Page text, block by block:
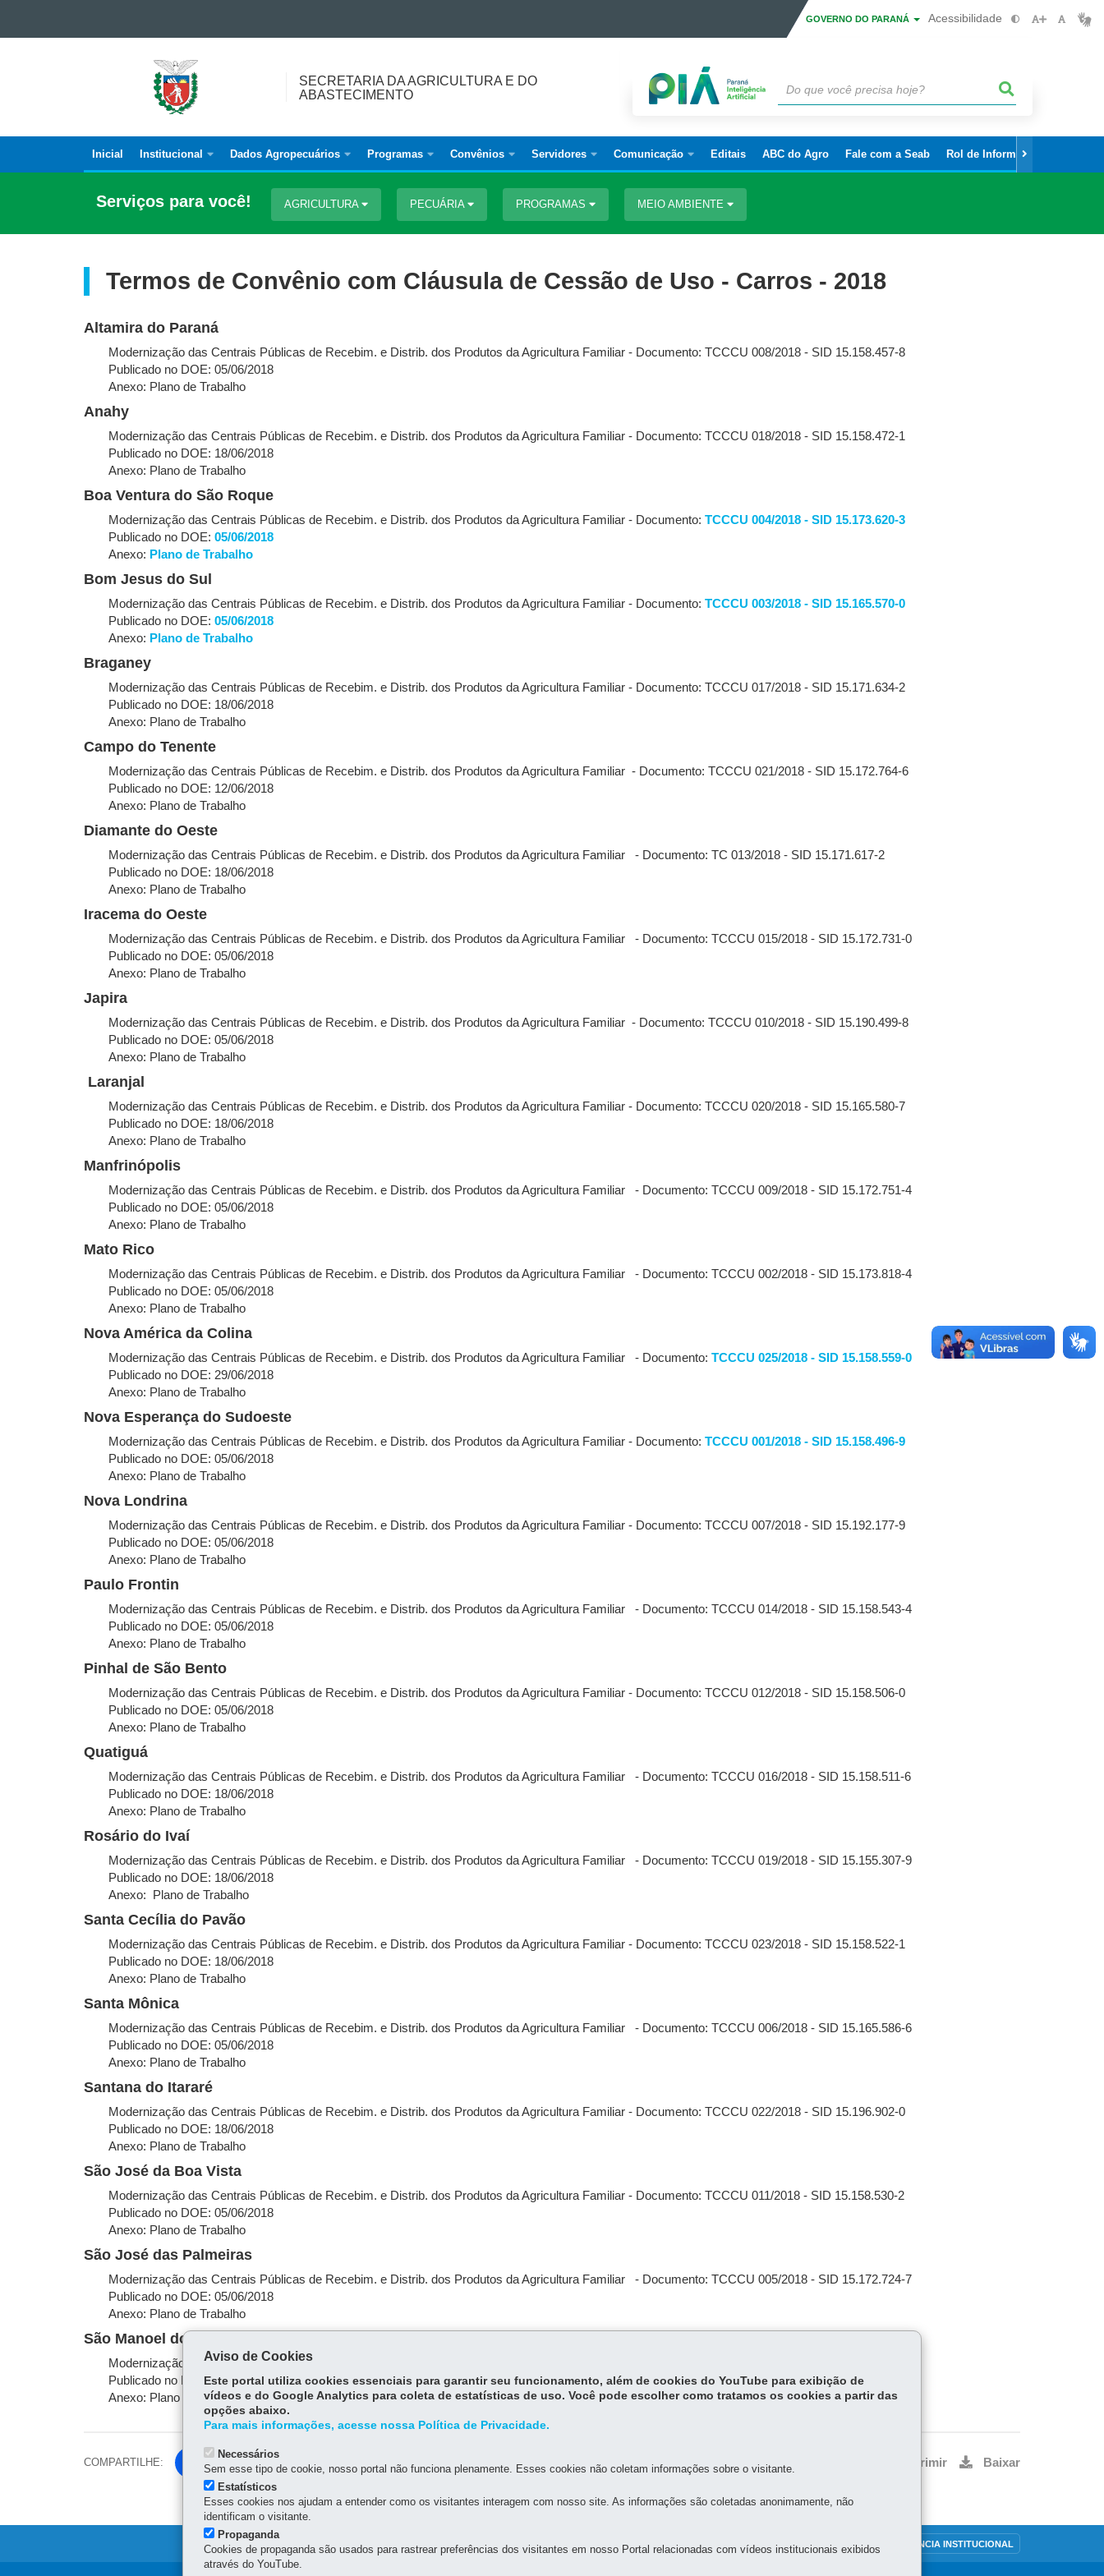
GOVERNO DO PARANÁ Acessibilidade
SECRETARIA
AGRICULTURA
DO
ABASTECIMENTO
SECRETARIA DA AGRICULTURA E DO
ABASTECIMENTO
Navegação
principal
Inicial Institucional Dados Agropecuários Programas Convênios Servidores Comunicação Editais ABC do Agro Fale com a Seab Rol de Informações Sigilosas
Serviços para você! AGRICULTURA PECUÁRIA PROGRAMAS MEIO AMBIENTE
Termos de Convênio com Cláusula de Cessão de Uso - Carros - 2018
Altamira do Paraná
Modernização das Centrais Públicas de Recebim. e Distrib. dos Produtos da Agricultura Familiar - Documento: TCCCU 008/2018 - SID 15.158.457-8
Publicado no DOE: 05/06/2018
Anexo: Plano de Trabalho
Anahy
Modernização das Centrais Públicas de Recebim. e Distrib. dos Produtos da Agricultura Familiar - Documento: TCCCU 018/2018 - SID 15.158.472-1
Publicado no DOE: 18/06/2018
Anexo: Plano de Trabalho
Boa Ventura do São Roque
Modernização das Centrais Públicas de Recebim. e Distrib. dos Produtos da Agricultura Familiar - Documento: TCCCU 004/2018 - SID 15.173.620-3
Publicado no DOE: 05/06/2018
Anexo: Plano de Trabalho
Bom Jesus do Sul
Modernização das Centrais Públicas de Recebim. e Distrib. dos Produtos da Agricultura Familiar - Documento: TCCCU 003/2018 - SID 15.165.570-0
Publicado no DOE: 05/06/2018
Anexo: Plano de Trabalho
Braganey
Modernização das Centrais Públicas de Recebim. e Distrib. dos Produtos da Agricultura Familiar - Documento: TCCCU 017/2018 - SID 15.171.634-2
Publicado no DOE: 18/06/2018
Anexo: Plano de Trabalho
Campo do Tenente
Modernização das Centrais Públicas de Recebim. e Distrib. dos Produtos da Agricultura Familiar - Documento: TCCCU 021/2018 - SID 15.172.764-6
Publicado no DOE: 12/06/2018
Anexo: Plano de Trabalho
Diamante do Oeste
Modernização das Centrais Públicas de Recebim. e Distrib. dos Produtos da Agricultura Familiar - Documento: TC 013/2018 - SID 15.171.617-2
Publicado no DOE: 18/06/2018
Anexo: Plano de Trabalho
Iracema do Oeste
Modernização das Centrais Públicas de Recebim. e Distrib. dos Produtos da Agricultura Familiar - Documento: TCCCU 015/2018 - SID 15.172.731-0
Publicado no DOE: 05/06/2018
Anexo: Plano de Trabalho
Japira
Modernização das Centrais Públicas de Recebim. e Distrib. dos Produtos da Agricultura Familiar - Documento: TCCCU 010/2018 - SID 15.190.499-8
Publicado no DOE: 05/06/2018
Anexo: Plano de Trabalho
Laranjal
Modernização das Centrais Públicas de Recebim. e Distrib. dos Produtos da Agricultura Familiar - Documento: TCCCU 020/2018 - SID 15.165.580-7
Publicado no DOE: 18/06/2018
Anexo: Plano de Trabalho
Manfrinópolis
Modernização das Centrais Públicas de Recebim. e Distrib. dos Produtos da Agricultura Familiar - Documento: TCCCU 009/2018 - SID 15.172.751-4
Publicado no DOE: 05/06/2018
Anexo: Plano de Trabalho
Mato Rico
Modernização das Centrais Públicas de Recebim. e Distrib. dos Produtos da Agricultura Familiar - Documento: TCCCU 002/2018 - SID 15.173.818-4
Publicado no DOE: 05/06/2018
Anexo: Plano de Trabalho
Nova América da Colina
Modernização das Centrais Públicas de Recebim. e Distrib. dos Produtos da Agricultura Familiar - Documento: TCCCU 025/2018 - SID 15.158.559-0
Publicado no DOE: 29/06/2018
Anexo: Plano de Trabalho
Nova Esperança do Sudoeste
Modernização das Centrais Públicas de Recebim. e Distrib. dos Produtos da Agricultura Familiar - Documento: TCCCU 001/2018 - SID 15.158.496-9
Publicado no DOE: 05/06/2018
Anexo: Plano de Trabalho
Nova Londrina
Modernização das Centrais Públicas de Recebim. e Distrib. dos Produtos da Agricultura Familiar - Documento: TCCCU 007/2018 - SID 15.192.177-9
Publicado no DOE: 05/06/2018
Anexo: Plano de Trabalho
Paulo Frontin
Modernização das Centrais Públicas de Recebim. e Distrib. dos Produtos da Agricultura Familiar - Documento: TCCCU 014/2018 - SID 15.158.543-4
Publicado no DOE: 05/06/2018
Anexo: Plano de Trabalho
Pinhal de São Bento
Modernização das Centrais Públicas de Recebim. e Distrib. dos Produtos da Agricultura Familiar - Documento: TCCCU 012/2018 - SID 15.158.506-0
Publicado no DOE: 05/06/2018
Anexo: Plano de Trabalho
Quatiguá
Modernização das Centrais Públicas de Recebim. e Distrib. dos Produtos da Agricultura Familiar - Documento: TCCCU 016/2018 - SID 15.158.511-6
Publicado no DOE: 18/06/2018
Anexo: Plano de Trabalho
Rosário do Ivaí
Modernização das Centrais Públicas de Recebim. e Distrib. dos Produtos da Agricultura Familiar - Documento: TCCCU 019/2018 - SID 15.155.307-9
Publicado no DOE: 18/06/2018
Anexo: Plano de Trabalho
Santa Cecília do Pavão
Modernização das Centrais Públicas de Recebim. e Distrib. dos Produtos da Agricultura Familiar - Documento: TCCCU 023/2018 - SID 15.158.522-1
Publicado no DOE: 18/06/2018
Anexo: Plano de Trabalho
Santa Mônica
Modernização das Centrais Públicas de Recebim. e Distrib. dos Produtos da Agricultura Familiar - Documento: TCCCU 006/2018 - SID 15.165.586-6
Publicado no DOE: 05/06/2018
Anexo: Plano de Trabalho
Santana do Itararé
Modernização das Centrais Públicas de Recebim. e Distrib. dos Produtos da Agricultura Familiar - Documento: TCCCU 022/2018 - SID 15.196.902-0
Publicado no DOE: 18/06/2018
Anexo: Plano de Trabalho
São José da Boa Vista
Modernização das Centrais Públicas de Recebim. e Distrib. dos Produtos da Agricultura Familiar - Documento: TCCCU 011/2018 - SID 15.158.530-2
Publicado no DOE: 05/06/2018
Anexo: Plano de Trabalho
São José das Palmeiras
Modernização das Centrais Públicas de Recebim. e Distrib. dos Produtos da Agricultura Familiar - Documento: TCCCU 005/2018 - SID 15.172.724-7
Publicado no DOE: 05/06/2018
Anexo: Plano de Trabalho
São Manoel do Paraná
Modernização das Centrais Públicas de Recebim. e Distrib. dos Produtos da Agricultura Familiar - Documento: TCCCU 024/2018 - SID 15.158.576-0
Publicado no DOE: 19/06/2018
Anexo: Plano de Trabalho
COMPARTILHE:
ce
bo
ok
Tw
itt
er
Voltar Imprimir Baixar
MAPA DO SITE DENUNCIE CORRUPÇÃO OUVIDORIA TRANSPARÊNCIA INSTITUCIONAL
Aviso de Cookies
Este portal utiliza cookies essenciais para garantir seu funcionamento, além de cookies do YouTube para exibição de
vídeos e do Google Analytics para coleta de estatísticas de uso. Você pode escolher como tratamos os cookies a partir das
opções abaixo.
Para mais informações, acesse nossa Política de Privacidade.
Necessários
Sem esse tipo de cookie, nosso portal não funciona plenamente. Esses cookies não coletam informações sobre o visitante.
Estatísticos
Esses cookies nos ajudam a entender como os visitantes interagem com nosso site. As informações são coletadas anonimamente, não
identificam o visitante.
Propaganda
Cookies de propaganda são usados para rastrear preferências dos visitantes em nosso Portal relacionadas com vídeos institucionais exibidos
através do YouTube.